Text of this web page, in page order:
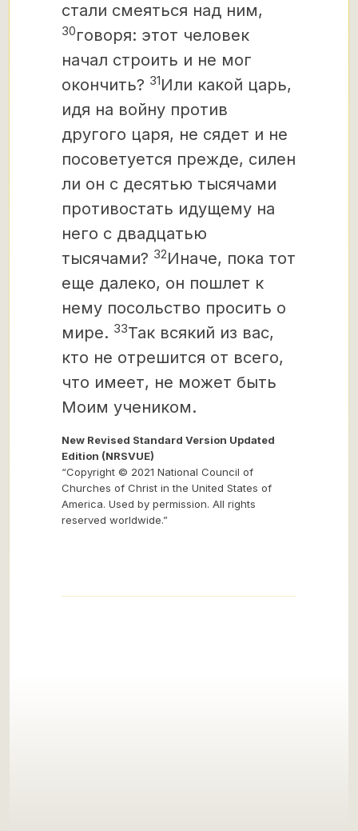
стали смеяться над ним,
30говоря: этот человек
начал строить и не мог
окончить? 31Или какой царь,
идя на войну против
другого царя, не сядет и не
посоветуется прежде, силен
ли он с десятью тысячами
противостать идущему на
него с двадцатью
тысячами? 32Иначе, пока тот
еще далеко, он пошлет к
нему посольство просить о
мире. 33Так всякий из вас,
кто не отрешится от всего,
что имеет, не может быть
Моим учеником.
New Revised Standard Version Updated
Edition (NRSVUE)
“Copyright © 2021 National Council of
Churches of Christ in the United States of
America. Used by permission. All rights
reserved worldwide.”